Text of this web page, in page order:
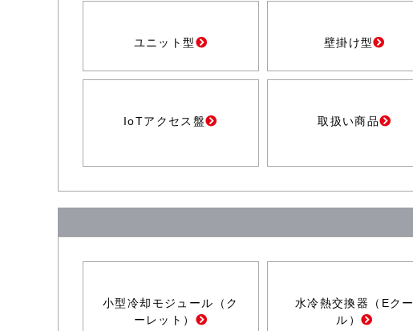
ユニット型 壁掛け型
IoTアクセス盤 取扱い商品
小型冷却モジュール（ク
ーレット）
水冷熱交換器（Eクー
ル）